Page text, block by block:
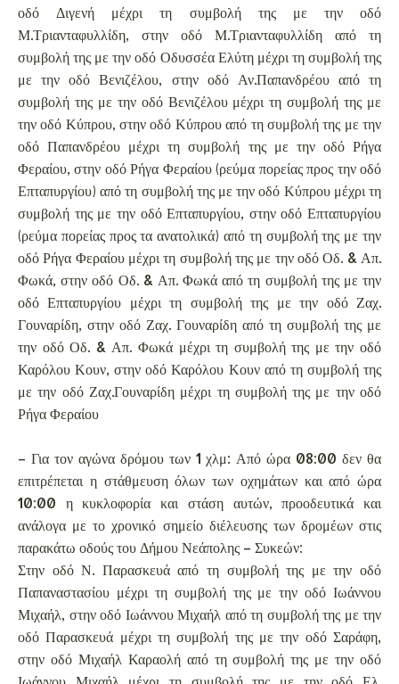
οδό Διγενή μέχρι τη συμβολή της με την οδό
Μ.Τριανταφυλλίδη, στην οδό Μ.Τριανταφυλλίδη από τη
συμβολή της με την οδό Οδυσσέα Ελύτη μέχρι τη συμβολή της
με την οδό Βενιζέλου, στην οδό Αν.Παπανδρέου από τη
συμβολή της με την οδό Βενιζέλου μέχρι τη συμβολή της με
την οδό Κύπρου, στην οδό Κύπρου από τη συμβολή της με την
οδό Παπανδρέου μέχρι τη συμβολή της με την οδό Ρήγα
Φεραίου, στην οδό Ρήγα Φεραίου (ρεύμα πορείας προς την οδό
Επταπυργίου) από τη συμβολή της με την οδό Κύπρου μέχρι τη
συμβολή της με την οδό Επταπυργίου, στην οδό Επταπυργίου
(ρεύμα πορείας προς τα ανατολικά) από τη συμβολή της με την
οδό Ρήγα Φεραίου μέχρι τη συμβολή της με την οδό Οδ. & Απ.
Φωκά, στην οδό Οδ. & Απ. Φωκά από τη συμβολή της με την
οδό Επταπυργίου μέχρι τη συμβολή της με την οδό Ζαχ.
Γουναρίδη, στην οδό Ζαχ. Γουναρίδη από τη συμβολή της με
την οδό Οδ. & Απ. Φωκά μέχρι τη συμβολή της με την οδό
Καρόλου Κουν, στην οδό Καρόλου Κουν από τη συμβολή της
με την οδό Ζαχ.Γουναρίδη μέχρι τη συμβολή της με την οδό
Ρήγα Φεραίου
– Για τον αγώνα δρόμου των 1 χλμ: Από ώρα 08:00 δεν θα
επιτρέπεται η στάθμευση όλων των οχημάτων και από ώρα
10:00 η κυκλοφορία και στάση αυτών, προοδευτικά και
ανάλογα με το χρονικό σημείο διέλευσης των δρομέων στις
παρακάτω οδούς του Δήμου Νεάπολης – Συκεών:
Στην οδό Ν. Παρασκευά από τη συμβολή της με την οδό
Παπαναστασίου μέχρι τη συμβολή της με την οδό Ιωάννου
Μιχαήλ, στην οδό Ιωάννου Μιχαήλ από τη συμβολή της με την
οδό Παρασκευά μέχρι τη συμβολή της με την οδό Σαράφη,
στην οδό Μιχαήλ Καραολή από τη συμβολή της με την οδό